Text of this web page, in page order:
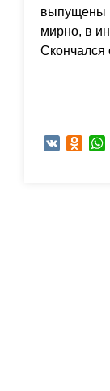
выпущены
мирно, в
Скончался
VK